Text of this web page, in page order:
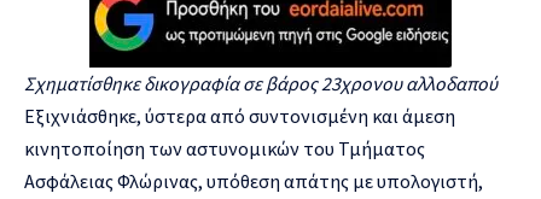
Σχηματίσθηκε δικογραφία σε βάρος 23χρονου αλλοδαπού
Εξιχνιάσθηκε, ύστερα από συντονισμένη και άμεση
κινητοποίηση των αστυνομικών του Τμήματος
Ασφάλειας Φλώρινας, υπόθεση απάτης με υπολογιστή,